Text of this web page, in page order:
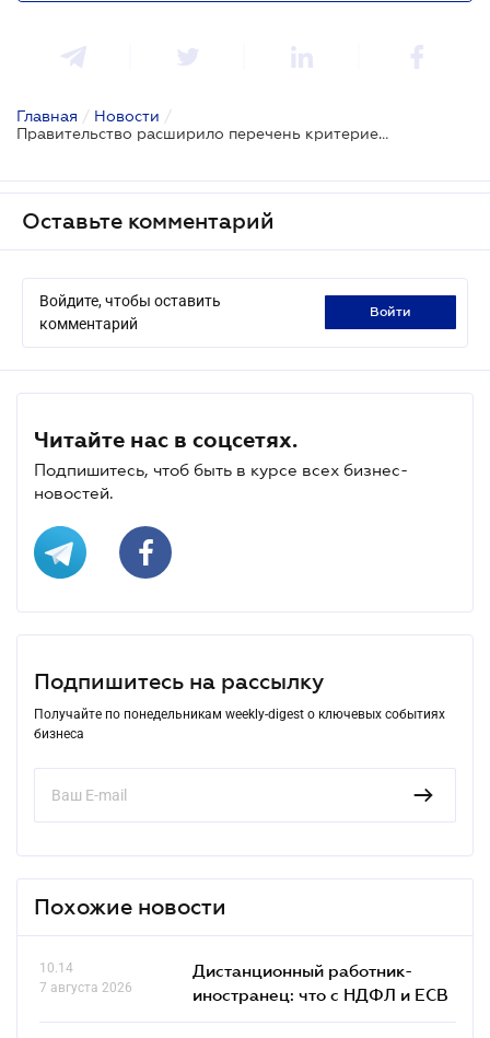
Главная / Новости /
Правительство расширило перечень критериев для предоставления пособия по частичной безработице
Оставьте комментарий
Войдите, чтобы оставить
комментарий
войти
Читайте нас в соцсетях.
Подпишитесь, чтоб быть в курсе всех бизнес-
новостей.
Подпишитесь на рассылку
Получайте по понедельникам weekly-digest о ключевых событиях
бизнеса
Похожие новости
10.14
7 августа 2026
Дистанционный работник-
иностранец: что с НДФЛ и ЕСВ